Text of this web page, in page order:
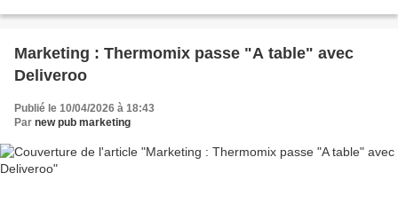
Marketing : Thermomix passe "A table" avec
Deliveroo
Publié le 10/04/2026 à 18:43
Par new pub marketing